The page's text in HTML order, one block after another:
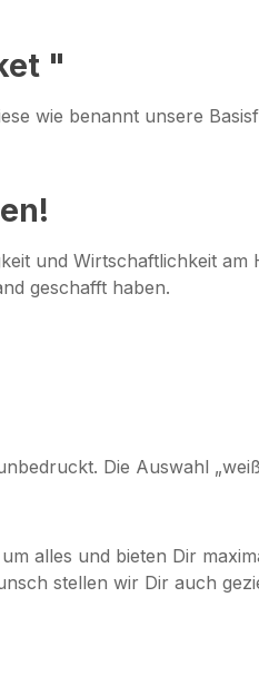
"
wie benannt unsere
und Wirtschaftlichkeit
geschafft haben.
Die Auswahl
alles und bieten Dir
stellen wir Dir auch